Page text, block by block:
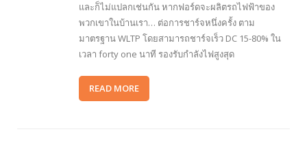
และก็ไม่แปลกเช่นกัน หากฟอร์ดจะผลิตรถไฟฟ้าของ
พวกเขาในบ้านเรา… ต่อการชาร์จหนึ่งครั้ง ตาม
มาตรฐาน WLTP โดยสามารถชาร์จเร็ว DC 15-80% ใน
เวลา forty one นาที รองรับกำลังไฟสูงสุด
READ MORE